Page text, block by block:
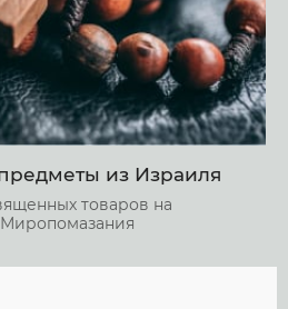
из Израиля
товаров на